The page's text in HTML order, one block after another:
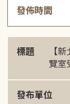
發佈時間
標題
【
覽室
發布單位